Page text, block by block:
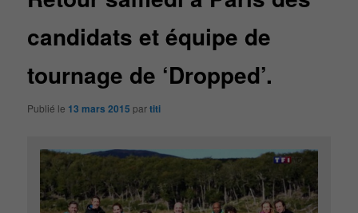
candidats et équipe de
tournage de ‘Dropped’.
Publié le 13 mars 2015 partiti